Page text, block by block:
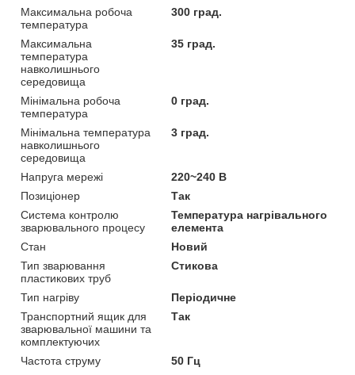
Максимальна робоча
температура
300 град.
Максимальна
температура
навколишнього
середовища
35 град.
Мінімальна робоча
температура
0 град.
Мінімальна температура
навколишнього
середовища
3 град.
Напруга мережі
220~240 В
Позиціонер
Так
Система контролю
зварювального процесу
Температура нагрівального
елемента
Стан
Новий
Тип зварювання
пластикових труб
Стикова
Тип нагріву
Періодичне
Транспортний ящик для
зварювальної машини та
комплектуючих
Так
Частота струму
50 Гц